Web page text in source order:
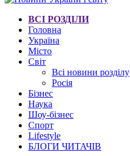
ВСІ РОЗДІЛИ
Головна
Україна
Місто
Світ
Всі новини розділу
Росія
Бізнес
Наука
Шоу-бізнес
Спорт
Lifestyle
БЛОГИ ЧИТАЧІВ